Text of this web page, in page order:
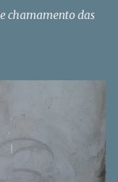
chamamento das